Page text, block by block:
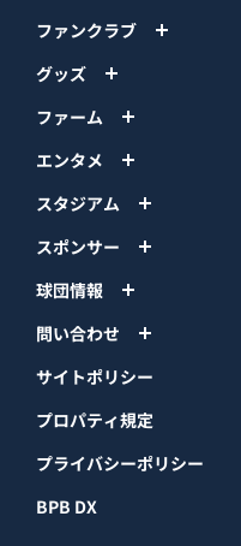
ファンクラブ
グッズ
ファーム
エンタメ
スタジアム
スポンサー
球団情報
問い合わせ
サイトポリシー
プロパティ規定
プライバシーポリシー
BPB DX